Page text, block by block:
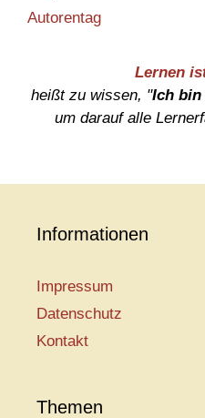
Autorentag
Lernen
heißt zu wissen, "Ich
um darauf alle
Informationen
Impressum
Datenschutz
Kontakt
Themen